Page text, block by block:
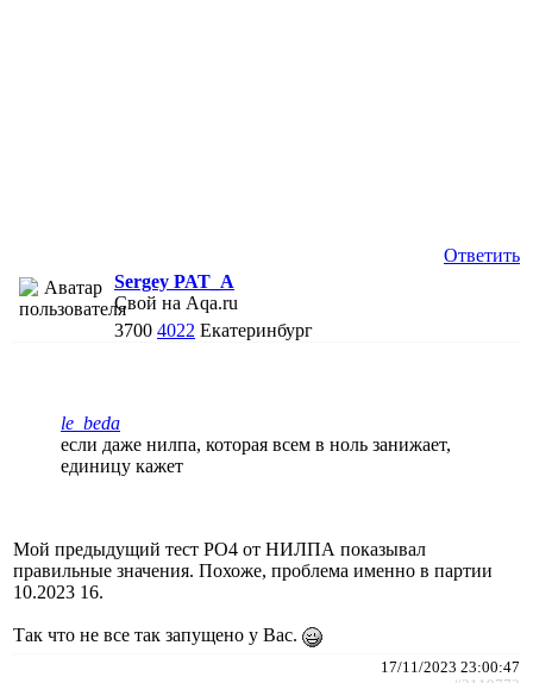
Ответить
Sergey PAT_A
Свой на Aqa.ru
3700 4022 Екатеринбург
le_beda
если даже нилпа, которая всем в ноль занижает,
единицу кажет
Мой предыдущий тест PO4 от НИЛПА показывал
правильные значения. Похоже, проблема именно в партии
10.2023 16.
Так что не все так запущено у Вас.
17/11/2023 23:00:47